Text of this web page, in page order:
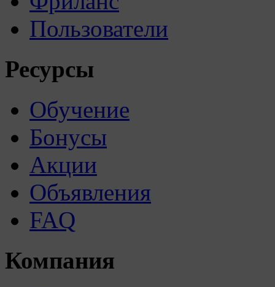
Пользователи
Ресурсы
Обучение
Бонусы
Акции
Объявления
FAQ
Компания